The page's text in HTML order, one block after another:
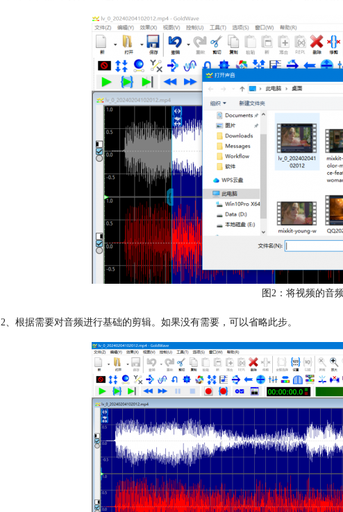
图2：将视频的音
2、根据需要对音频进行基础的剪辑。如果没有需要，可以省略此步。